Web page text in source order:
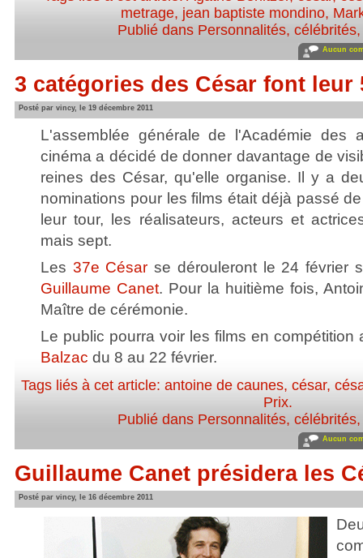
metrage, jean baptiste mondino,
Publié dans Personnalités,
Aucun
3 catégories des César font leur
Posté par vincy, le 19 décembre 2011
L'assemblée générale de l'Académie des
cinéma a décidé de donner davantage de
reines des César, qu'elle organise. Il y a
nominations pour les films était déjà passé
leur tour, les réalisateurs, acteurs et
mais sept.
Les 37e César se dérouleront le 24 février
Guillaume Canet. Pour la huitième fois,
Maître de cérémonie.
Le public pourra voir les films en
Balzac du 8 au 22 février.
Tags liés à cet article: antoine de caunes, césar,
Prix.
Publié dans Personnalités,
Aucun
Guillaume Canet présidera les
Posté par vincy, le 16 décembre 2011